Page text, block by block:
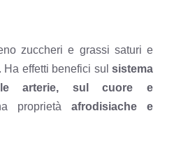
zuccheri e grassi saturi e
effetti benefici sul sistema
arterie, sul cuore e
proprietà afrodisiache e